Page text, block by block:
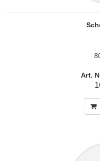
Art.